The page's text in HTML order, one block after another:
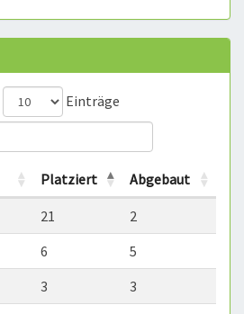
Einträge
Platziert Abgebaut
21
2
6
5
3
3